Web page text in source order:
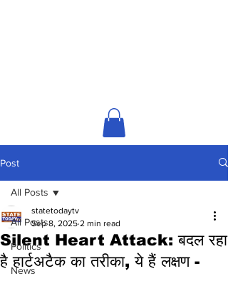
Post
All Posts
Politics
News
All Posts
Silent Heart Attack: बदल रहा
है हार्टअटैक का तरीका, ये हैं लक्षण -
statetodaytv
Sep 8, 2025 2 min read